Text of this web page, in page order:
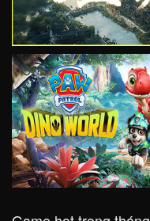
VIEW